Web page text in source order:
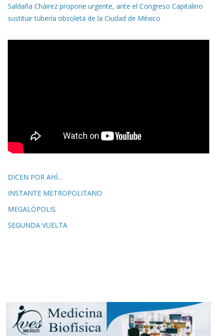
Saldaña Cháirez propone urgente, ante el Congreso Capitalino
sustituir tubería obsoleta de la Ciudad de México
DICEN POR AHÍ…
INSTANTE METROPOLITANO
MEGALÓPOLIS
SEGUNDA VUELTA